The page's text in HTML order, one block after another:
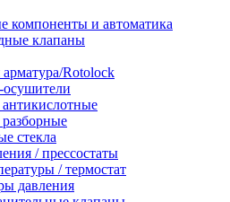
компоненты и автоматика
клапаны
арматура/Rotolock
стекла
/ прессостаты
/ термостат
давления